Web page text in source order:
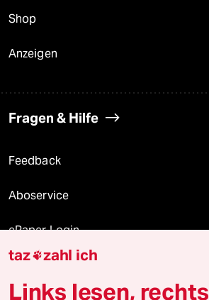
Shop
Anzeigen
Fragen & Hilfe
Feedback
Aboservice
ePaper Login
Downloads für Abonnierende
taz zahl ich
Links lesen, rechts